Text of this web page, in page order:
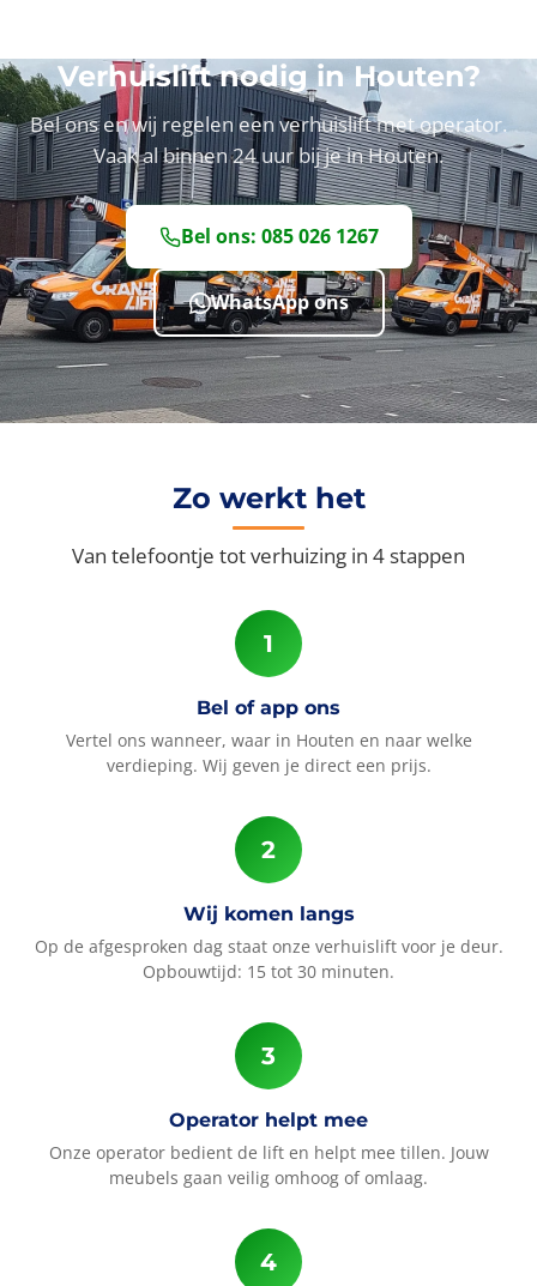
Verhuislift nodig in Houten?
Bel ons en wij regelen een verhuislift met operator.
Vaak al binnen 24 uur bij je in Houten.
Bel ons: 085 026 1267
WhatsApp ons
Zo werkt het
Van telefoontje tot verhuizing in 4 stappen
Bel of app ons
Vertel ons wanneer, waar in Houten en naar welke
verdieping. Wij geven je direct een prijs.
Wij komen langs
Op de afgesproken dag staat onze verhuislift voor je deur.
Opbouwtijd: 15 tot 30 minuten.
Operator helpt mee
Onze operator bedient de lift en helpt mee tillen. Jouw
meubels gaan veilig omhoog of omlaag.